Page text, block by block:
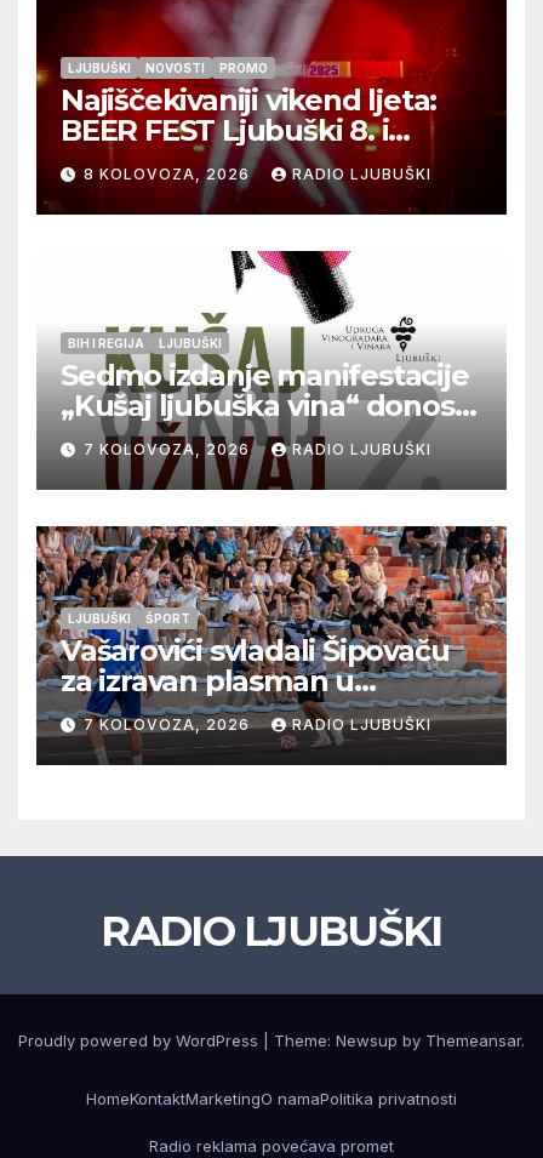
LJUBUŠKI NOVOSTI PROMO
Najiščekivaniji vikend ljeta:
BEER FEST Ljubuški 8. i
9.kolovoza
8 KOLOVOZA, 2026 RADIO LJUBUŠKI
BIH I REGIJA LJUBUŠKI
Sedmo izdanje manifestacije
„Kušaj ljubuška vina“ donosi
vrhunska vina, gastronomiju i
glazbu
7 KOLOVOZA, 2026 RADIO LJUBUŠKI
LJUBUŠKI ŠPORT
Vašarovići svladali Šipovaču
za izravan plasman u
četvrtfinale, Grab izborio
prolazak dalje, Klobuk ispao,
večeras počinje četvrtfinale
7 KOLOVOZA, 2026 RADIO LJUBUŠKI
RADIO LJUBUŠKI
Proudly powered by WordPress Theme: Newsup by Themeansar.
HomeKontaktMarketingO namaPolitika privatnosti
Radio reklama povećava promet